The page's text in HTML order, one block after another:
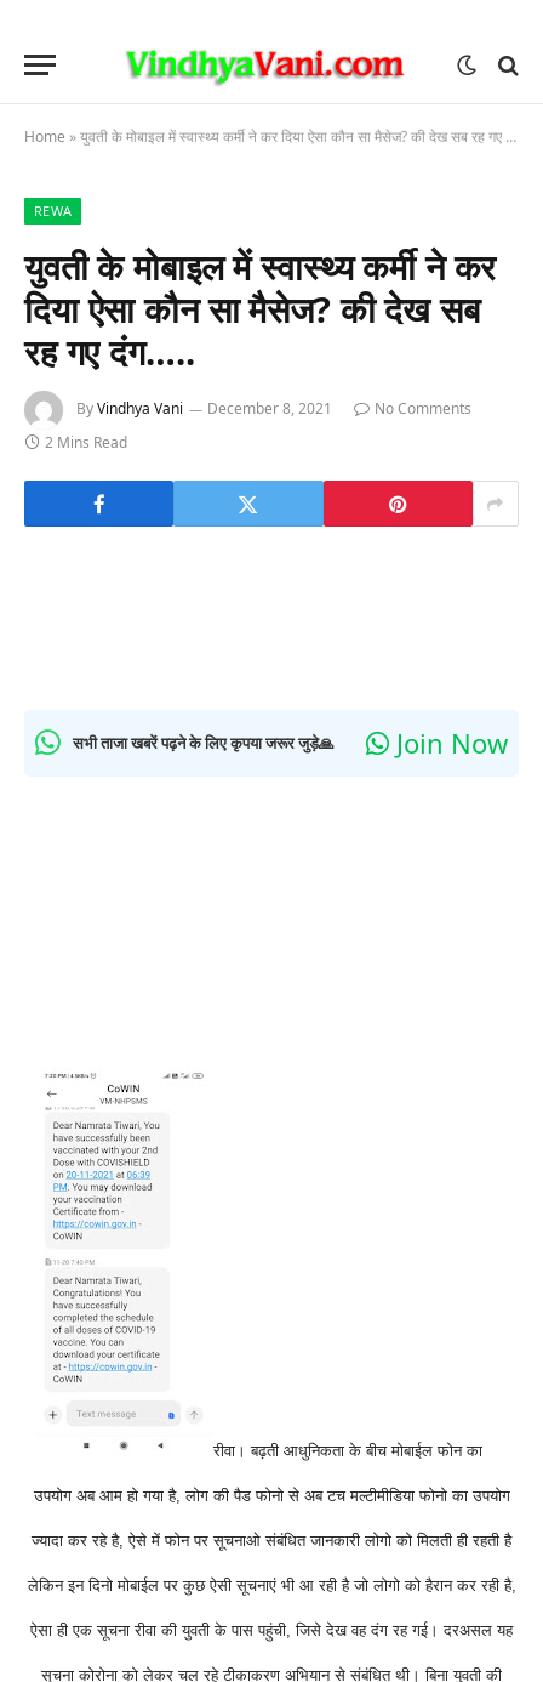
Home »युवती के मोबाइल में स्वास्थ्य कर्मी ने कर दिया ऐसा कौन सा मैसेज? की देख सब रह गए दंग…..
REWA
युवती के मोबाइल में स्वास्थ्य कर्मी ने कर
दिया ऐसा कौन सा मैसेज? की देख सब
रह गए दंग…..
ByVindhya Vani December 8, 2021
No Comments
2 Mins Read
सभी ताजा खबरें पढ़ने के लिए कृपया जरूर जुड़े🙏 Join Now
रीवा। बढ़ती आधुनिकता के बीच मोबाईल फोन का
उपयोग अब आम हो गया है, लोग की पैड फोनो से अब टच मल्टीमीडिया फोनो का उपयोग
ज्यादा कर रहे है, ऐसे में फोन पर सूचनाओ संबंधित जानकारी लोगो को मिलती ही रहती है
लेकिन इन दिनो मोबाईल पर कुछ ऐसी सूचनाएं भी आ रही है जो लोगो को हैरान कर रही है,
ऐसा ही एक सूचना रीवा की युवती के पास पहुंची, जिसे देख वह दंग रह गई। दरअसल यह
सूचना कोरोना को लेकर चल रहे टीकाकरण अभियान से संबंधित थी। बिना युवती की